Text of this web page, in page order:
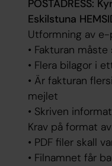
POSTADRESS:
Eskilstuna
Utformning av
• Fakturan
• Flera bilagor i
• Är fakturan
mejlet
• Skriven
Krav på format
• PDF filer skall
• Filnamnet får